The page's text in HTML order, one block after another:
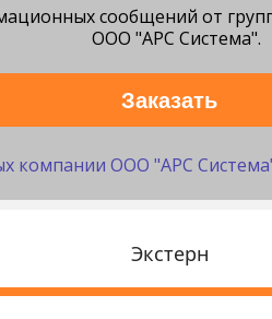
сообщений от
ООО "АРС Система".
Заказать
компании ООО "АРС
Экстерн